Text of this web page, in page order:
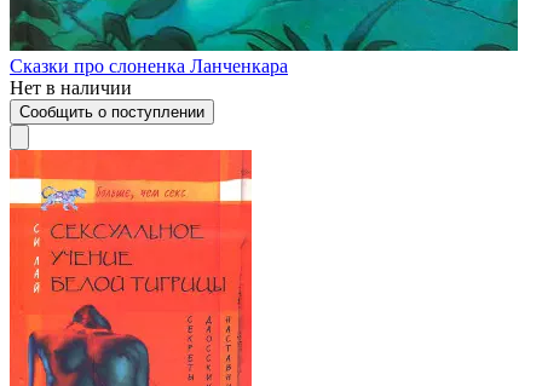
Сказки про слоненка Ланченкара
Нет в наличии
Сообщить о поступлении